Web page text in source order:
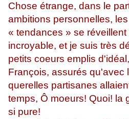
Chose étrange, dans le
ambitions personnelles,
« tendances » se
incroyable, et je suis très
petits coeurs emplis
François, assurés qu'avec
querelles partisanes
temps, Ô moeurs! Quoi! la
si pure!